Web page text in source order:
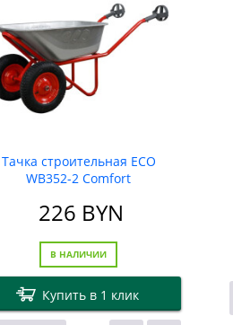
Тачка строительная ECO
WB352-2 Comfort
226 BYN
В НАЛИЧИИ
Купить в 1 клик